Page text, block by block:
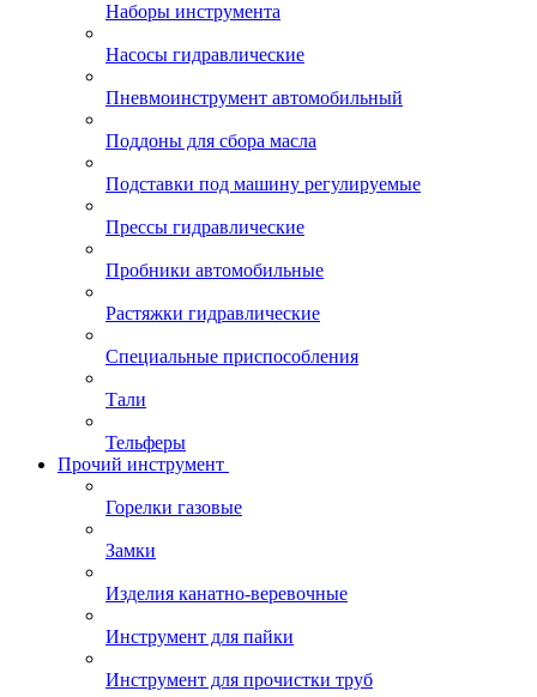
Наборы инструмента
Насосы гидравлические
Пневмоинструмент автомобильный
Поддоны для сбора масла
Подставки под машину регулируемые
Прессы гидравлические
Пробники автомобильные
Растяжки гидравлические
Специальные приспособления
Тали
Тельферы
Прочий инструмент
Горелки газовые
Замки
Изделия канатно-веревочные
Инструмент для пайки
Инструмент для прочистки труб